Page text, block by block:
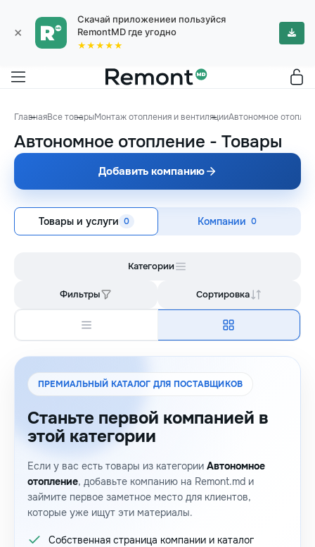
×
Скачай приложениеи пользуйся
RemontMD где угодно
★★★★★
ГлавнаяВсе товарыМонтаж отопления и вентиляцииАвтономное
Автономное отопление - Товары
Добавить компанию
Товары и услуги 0 Компании 0
Категории
Фильтры Сортировка
ПРЕМИАЛЬНЫЙ КАТАЛОГ ДЛЯ ПОСТАВЩИКОВ
Станьте первой компанией в
этой категории
Если у вас есть товары из категории Автономное
отопление, добавьте компанию на Remont.md и
займите первое заметное место для клиентов,
которые уже ищут эти материалы.
Собственная страница компании и каталог